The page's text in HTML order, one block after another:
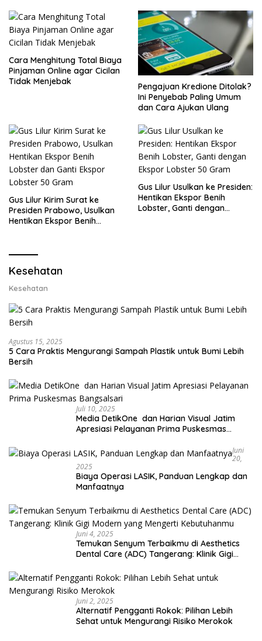
Cara Menghitung Total Biaya
Pinjaman Online agar Cicilan
Tidak Menjebak
Pengajuan Kredione Ditolak?
Ini Penyebab Paling Umum
dan Cara Ajukan Ulang
Gus Lilur Kirim Surat ke
Presiden Prabowo, Usulkan
Hentikan Ekspor Benih
Gus Lilur Usulkan ke Presiden:
Hentikan Ekspor Benih
Lobster, Ganti dengan
Kesehatan
Kesehatan
Agustus 15, 2025
5 Cara Praktis Mengurangi Sampah Plastik untuk Bumi Lebih
Bersih
Juli 10, 2025
Media DetikOne dan Harian Visual Jatim
Apresiasi Pelayanan Prima Puskesmas
Juni
20,
2025
Biaya Operasi LASIK, Panduan Lengkap dan
Manfaatnya
Juni 4, 2025
Temukan Senyum Terbaikmu di Aesthetics
Dental Care (ADC) Tangerang: Klinik Gigi
Juni 2, 2025
Alternatif Pengganti Rokok: Pilihan Lebih
Sehat untuk Mengurangi Risiko Merokok